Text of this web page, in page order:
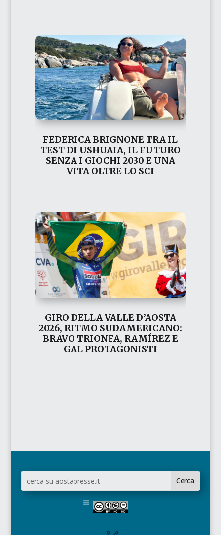
FEDERICA BRIGNONE TRA IL
TEST DI USHUAIA, IL FUTURO
SENZA I GIOCHI 2030 E UNA
VITA OLTRE LO SCI
GIRO DELLA VALLE D’AOSTA
2026, RITMO SUDAMERICANO:
BRAVO TRIONFA, RAMÍREZ E
GAL PROTAGONISTI